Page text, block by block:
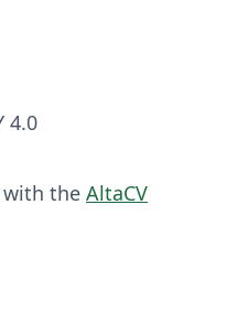
4.0
with the AltaCV